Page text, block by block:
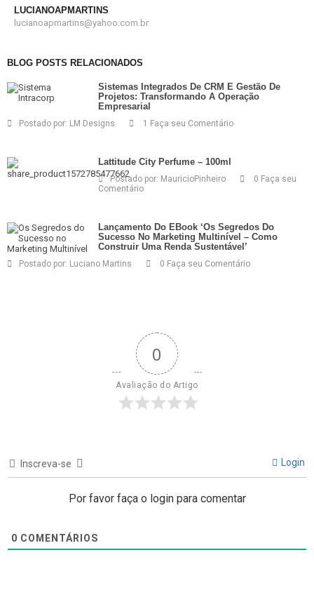
LUCIANOAPMARTINS
lucianoapmartins@yahoo.com.br
BLOG POSTS RELACIONADOS
Sistemas Integrados De CRM E Gestão De
Projetos: Transformando A Operação
Empresarial
Postado por: LM Designs 1 Faça seu Comentário
Lattitude City Perfume – 100ml
Postado por: MauricioPinheiro
0 Faça seu
Comentário
Lançamento Do EBook ‘Os Segredos Do
Sucesso No Marketing Multinível – Como
Construir Uma Renda Sustentável’
Postado por: Luciano Martins 0 Faça seu Comentário
0
Avaliação do Artigo
Inscreva-se Login
Por favor faça o login para comentar
0 COMENTÁRIOS